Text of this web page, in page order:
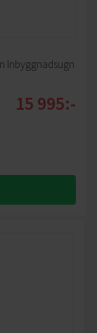
Inbyggnadsugn
15 995:-